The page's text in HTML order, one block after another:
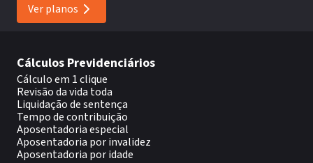
Ver planos
Cálculos Previdenciários
Cálculo em 1 clique
Revisão da vida toda
Liquidação de sentença
Tempo de contribuição
Aposentadoria especial
Aposentadoria por invalidez
Aposentadoria por idade